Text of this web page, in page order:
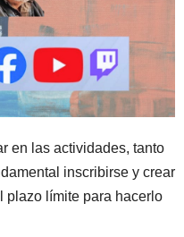
en las actividades, tanto
inscribirse y crear
plazo límite para hacerlo